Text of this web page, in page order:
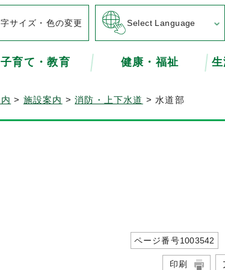
サイズ・色の変更 Select Language
子育て・教育 健康・福祉
> 施設案内 >消防・上下水道 > 水道部
ページ番号1003542
印刷